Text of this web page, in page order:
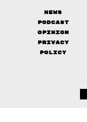
News
Podcast
Opinion
Privacy
Policy